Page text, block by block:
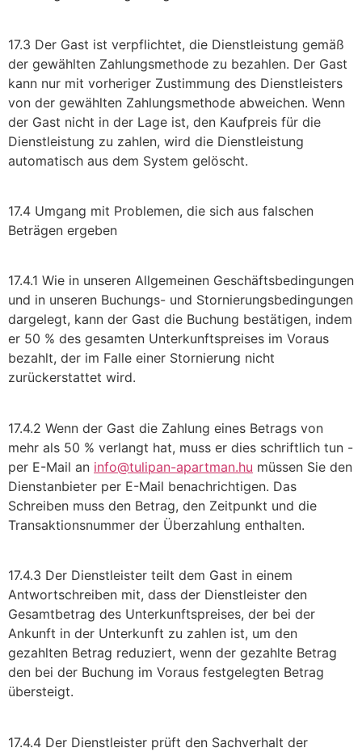
17.3 Der Gast ist verpflichtet, die Dienstleistung gemäß
der gewählten Zahlungsmethode zu bezahlen. Der Gast
kann nur mit vorheriger Zustimmung des Dienstleisters
von der gewählten Zahlungsmethode abweichen. Wenn
der Gast nicht in der Lage ist, den Kaufpreis für die
Dienstleistung zu zahlen, wird die Dienstleistung
automatisch aus dem System gelöscht.
17.4 Umgang mit Problemen, die sich aus falschen
Beträgen ergeben
17.4.1 Wie in unseren Allgemeinen Geschäftsbedingungen
und in unseren Buchungs- und Stornierungsbedingungen
dargelegt, kann der Gast die Buchung bestätigen, indem
er 50 % des gesamten Unterkunftspreises im Voraus
bezahlt, der im Falle einer Stornierung nicht
zurückerstattet wird.
17.4.2 Wenn der Gast die Zahlung eines Betrags von
mehr als 50 % verlangt hat, muss er dies schriftlich tun -
per E-Mail an info@tulipan-apartman.hu müssen Sie den
Dienstanbieter per E-Mail benachrichtigen. Das
Schreiben muss den Betrag, den Zeitpunkt und die
Transaktionsnummer der Überzahlung enthalten.
17.4.3 Der Dienstleister teilt dem Gast in einem
Antwortschreiben mit, dass der Dienstleister den
Gesamtbetrag des Unterkunftspreises, der bei der
Ankunft in der Unterkunft zu zahlen ist, um den
gezahlten Betrag reduziert, wenn der gezahlte Betrag
den bei der Buchung im Voraus festgelegten Betrag
übersteigt.
17.4.4 Der Dienstleister prüft den Sachverhalt der